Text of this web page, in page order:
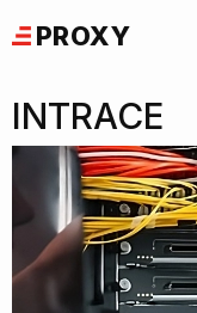
to
PROXY
INTRACE